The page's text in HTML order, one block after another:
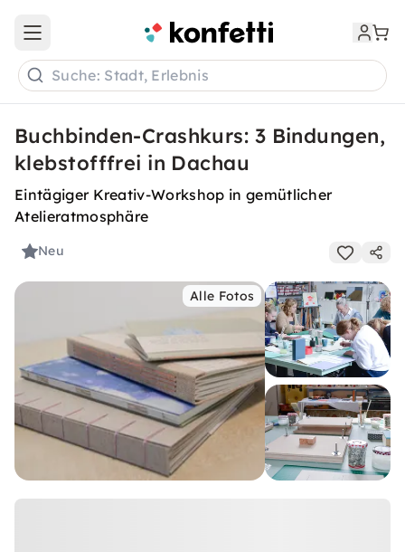
Open main menu
Suche: Stadt, Erlebnis
Buchbinden-Crashkurs: 3 Bindungen,
klebstofffrei in Dachau
Eintägiger Kreativ-Workshop in gemütlicher
Atelieratmosphäre
Neu
Alle Fotos